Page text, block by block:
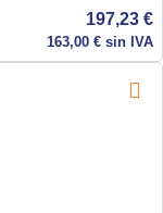
197,23 €
163,00 € sin IVA